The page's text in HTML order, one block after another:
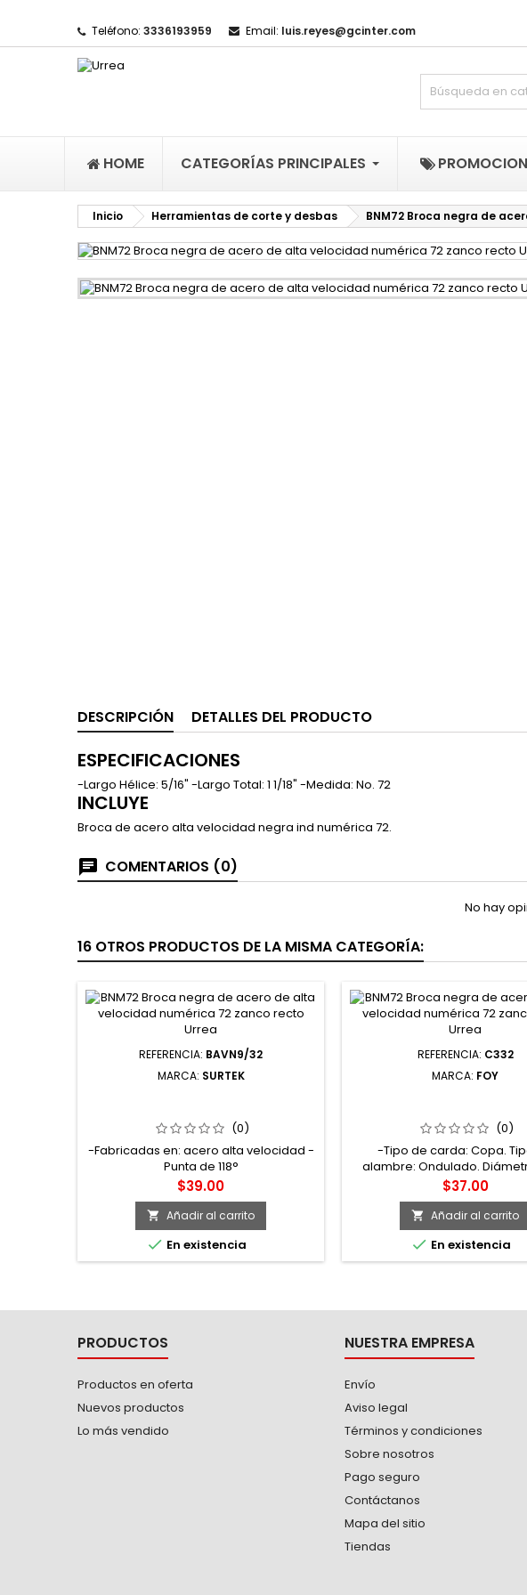
Teléfono: 3336193959 Email: luis.reyes@gcinter.com
HOME CATEGORÍAS PRINCIPALES
Inicio Herramientas de corte y desbas BNM72 Broca negra de
DESCRIPCIÓN DETALLES DEL PRODUCTO
ESPECIFICACIONES
-Largo Hélice: 5/16" -Largo Total: 1 1/18" -Medida: No. 72
INCLUYE
Broca de acero alta velocidad negra ind numérica 72.
COMENTARIOS (0)
No hay
16 OTROS PRODUCTOS DE LA MISMA CATEGORÍA:
REFERENCIA: BAVN9/32
MARCA: SURTEK
RECTO SURTEK
(0)
-Fabricadas en: acero alta velocidad -
Punta de 118°
Precio
$39.00
 Añadir al carrito
 En existencia
REFERENCIA: C332
MARCA: FOY
ZANCO 1/4" FOY
(0)
-Tipo de carda: Copa.
alambre: Ondulado.
carda: 3". Velocidad máxima:
Diámetro de la carda: 3".
máxima: 4500. -Calibre del
0.30 mm. Zanco 1/4". -Se
desbarbar (remoción de
secundarias que se
Precio
$37.00
 Añadir al carrito
 En existencia
PRODUCTOS
Productos en oferta
Nuevos productos
Lo más vendido
NUESTRA EMPRESA
Envío
Aviso legal
Términos y condiciones
Sobre nosotros
Pago seguro
Contáctanos
Mapa del sitio
Tiendas
Mi lista de
((title))
((label))
Iniciar sesión
Debe iniciar sesión